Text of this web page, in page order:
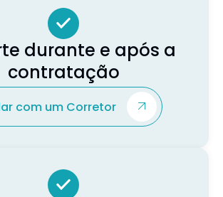
durante e após a
contratação
com um Corretor